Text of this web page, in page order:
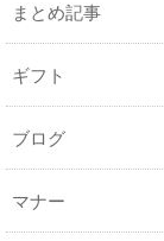
まとめ記事
ギフト
ブログ
マナー